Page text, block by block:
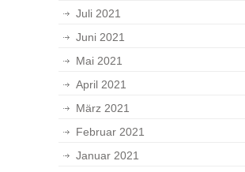
Juli 2021
Juni 2021
Mai 2021
April 2021
März 2021
Februar 2021
Januar 2021